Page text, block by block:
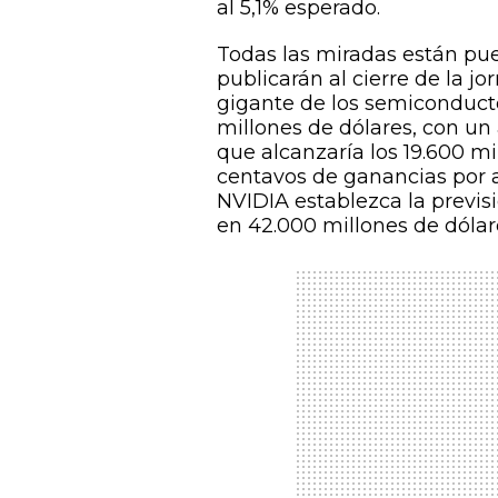
al 5,1% esperado.
Todas las miradas están
publicarán al cierre de la
gigante de los
millones de dólares, con
que alcanzaría los 19.600
centavos de ganancias por
NVIDIA establezca la
en 42.000 millones de